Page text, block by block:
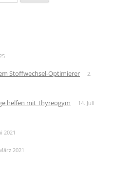
Stoffwechsel-Optimierer
2.
helfen mit Thyreogym
14. Juli
2021
2021